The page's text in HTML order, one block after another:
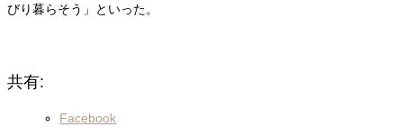
びり暮らそう」といった。
共有:
Facebook